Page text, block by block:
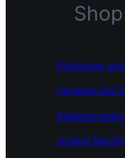
e
b
k
t
a
a
Rückgabe
Versand und
Unsere